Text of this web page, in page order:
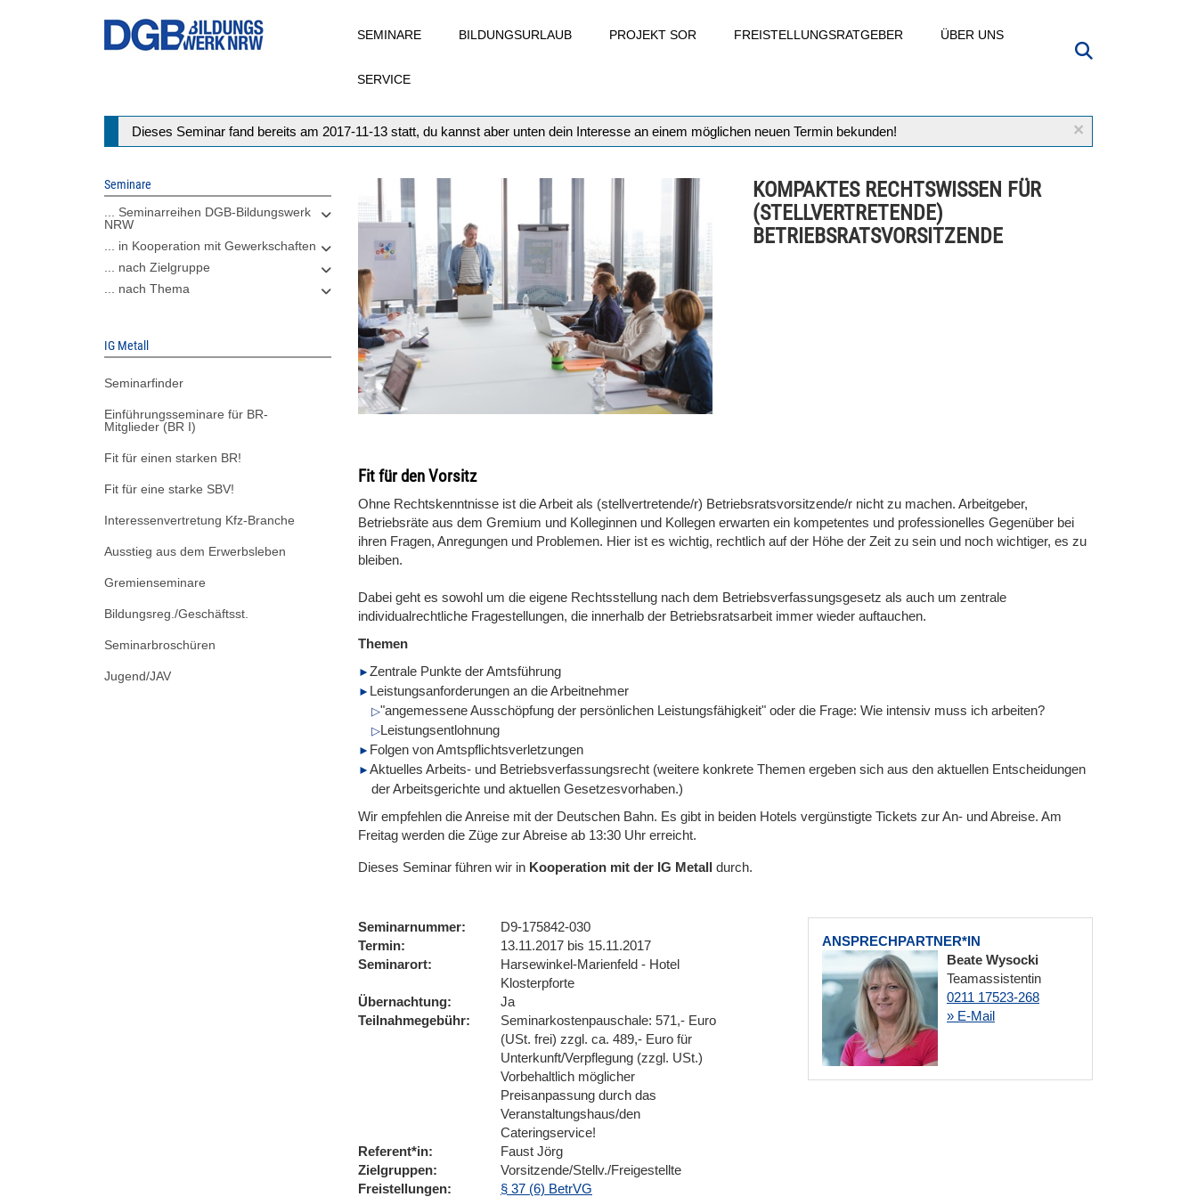
SEMINARE BILDUNGSURLAUB PROJEKT SOR FREISTELLUNGSRATGEBER ÜBER UNS
SERVICE
×
Statusmeldung
Dieses Seminar fand bereits am 2017-11-13 statt, du kannst aber unten dein Interesse an einem möglichen neuen Termin bekunden!
Seminare
... Seminarreihen DGB-Bildungswerk
NRW
... in Kooperation mit Gewerkschaften
... nach Zielgruppe
... nach Thema
IG Metall
Seminarfinder
Einführungsseminare für BR-
Mitglieder (BR I)
Fit für einen starken BR!
Fit für eine starke SBV!
Interessenvertretung Kfz-Branche
Ausstieg aus dem Erwerbsleben
Gremienseminare
Bildungsreg./Geschäftsst.
Seminarbroschüren
Jugend/JAV
KOMPAKTES RECHTSWISSEN FÜR
(STELLVERTRETENDE)
BETRIEBSRATSVORSITZENDE
Fit für den Vorsitz
Ohne Rechtskenntnisse ist die Arbeit als (stellvertretende/r) Betriebsratsvorsitzende/r nicht zu machen. Arbeitgeber,
Betriebsräte aus dem Gremium und Kolleginnen und Kollegen erwarten ein kompetentes und professionelles Gegenüber bei
ihren Fragen, Anregungen und Problemen. Hier ist es wichtig, rechtlich auf der Höhe der Zeit zu sein und noch wichtiger, es zu
bleiben.
Dabei geht es sowohl um die eigene Rechtsstellung nach dem Betriebsverfassungsgesetz als auch um zentrale
individualrechtliche Fragestellungen, die innerhalb der Betriebsratsarbeit immer wieder auftauchen.
Themen
Zentrale Punkte der Amtsführung
Leistungsanforderungen an die Arbeitnehmer
"angemessene Ausschöpfung der persönlichen Leistungsfähigkeit" oder die Frage: Wie intensiv muss ich arbeiten?
Leistungsentlohnung
Folgen von Amtspflichtsverletzungen
Aktuelles Arbeits- und Betriebsverfassungsrecht (weitere konkrete Themen ergeben sich aus den aktuellen Entscheidungen
der Arbeitsgerichte und aktuellen Gesetzesvorhaben.)
Wir empfehlen die Anreise mit der Deutschen Bahn. Es gibt in beiden Hotels vergünstigte Tickets zur An- und Abreise. Am
Freitag werden die Züge zur Abreise ab 13:30 Uhr erreicht.
Dieses Seminar führen wir in Kooperation mit der IG Metall durch.
ANSPRECHPARTNER*IN
Beate Wysocki
Teamassistentin
0211 17523-268
» E-Mail
Seminarnummer
D9-175842-030
Termin
13.11.2017 bis 15.11.2017
Seminarort
Harsewinkel-Marienfeld - Hotel
Klosterpforte
Übernachtung
Ja
Teilnahmegebühr
Seminarkostenpauschale: 571,- Euro
(USt. frei) zzgl. ca. 489,- Euro für
Unterkunft/Verpflegung (zzgl. USt.)
Vorbehaltlich möglicher
Preisanpassung durch das
Veranstaltungshaus/den
Cateringservice!
Referent*in
Faust Jörg
Zielgruppen
Vorsitzende/Stellv./Freigestellte
Freistellungen
§ 37 (6) BetrVG